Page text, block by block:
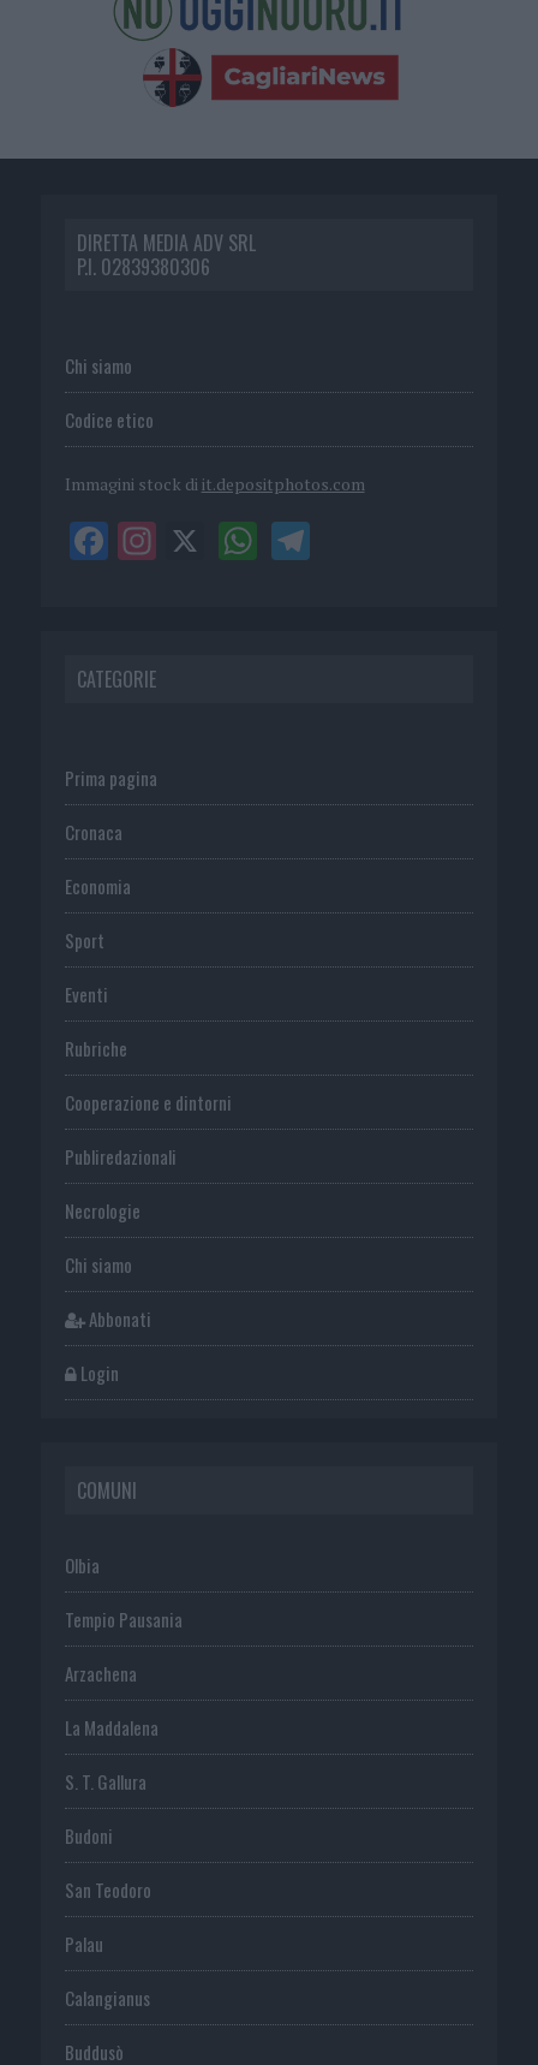
DIRETTA MEDIA ADV SRL
P.I. 02839380306
Chi siamo
Codice etico
Immagini stock di it.depositphotos.com
CATEGORIE
Prima pagina
Cronaca
Economia
Sport
Eventi
Rubriche
Cooperazione e dintorni
Publiredazionali
Necrologie
Chi siamo
Abbonati
Login
COMUNI
Olbia
Tempio Pausania
Arzachena
La Maddalena
S. T. Gallura
Budoni
San Teodoro
Palau
Calangianus
Buddusò